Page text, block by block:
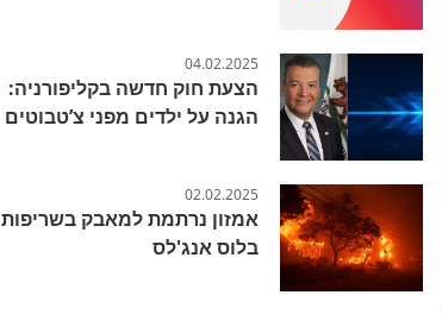
Note
13 Pro
5G |
קרדיט
Xiaomi
04.02.2025
הצעת חוק חדשה בקליפורניה:
הגנה על ילדים מפני צ’טבוטים
02.02.2025
אמזון נרתמת למאבק בשריפות
בלוס אנג'לס